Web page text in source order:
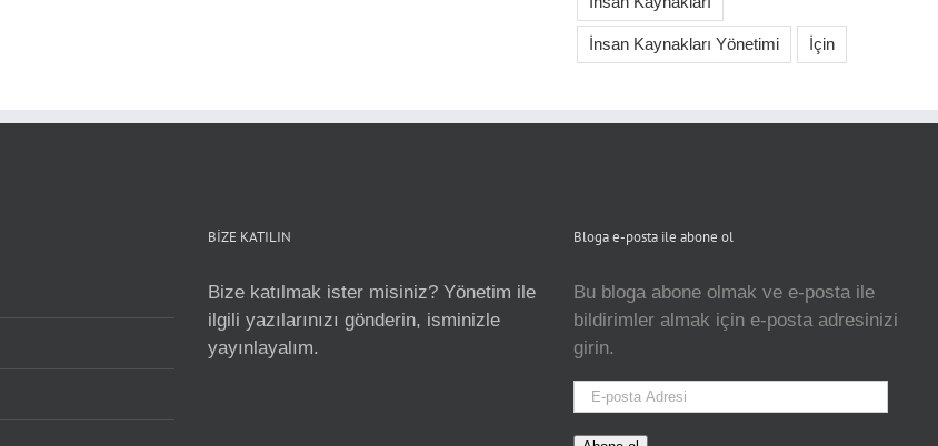
İnsan Kaynakları Yönetimi İçin
BİZE KATILIN
Bize katılmak ister misiniz? Yönetim ile
ilgili yazılarınızı gönderin, isminizle
yayınlayalım.
Bloga e-posta ile abone ol
Bu bloga abone olmak ve e-posta ile
bildirimler almak için e-posta adresinizi
girin.